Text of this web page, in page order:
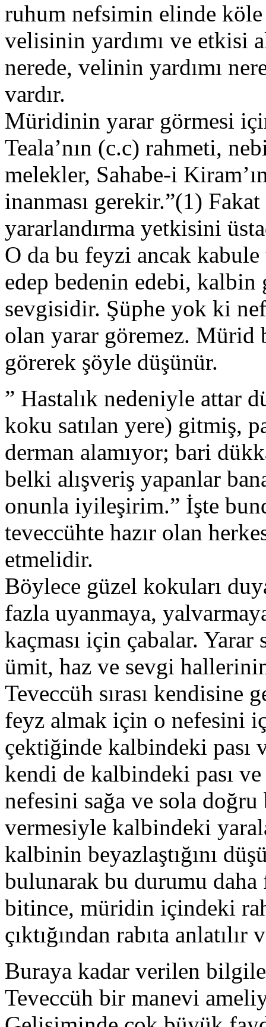
ruhum nefsimin elinde
velisinin yardımı ve etkisi
nerede, velinin yardımı
vardır.
Müridinin yarar görmesi
Teala’nın (c.c) rahmeti,
melekler, Sahabe-i
inanması gerekir.”(1)
yararlandırma yetkisini
O da bu feyzi ancak
edep bedenin edebi,
sevgisidir. Şüphe yok ki
olan yarar göremez.
görerek şöyle düşünür.
” Hastalık nedeniyle attar
koku satılan yere) gitmiş,
derman alamıyor; bari
belki alışveriş yapanlar
onunla iyileşirim.” İşte
teveccühte hazır olan
etmelidir.
Böylece güzel kokuları
fazla uyanmaya,
kaçması için çabalar.
ümit, haz ve sevgi
Teveccüh sırası kendisine
feyz almak için o nefesini
çektiğinde kalbindeki pası
kendi de kalbindeki pası ve
nefesini sağa ve sola doğru
vermesiyle kalbindeki
kalbinin beyazlaştığını
bulunarak bu durumu daha
bitince, müridin içindeki
çıktığından rabıta
Buraya kadar verilen
Teveccüh bir manevi